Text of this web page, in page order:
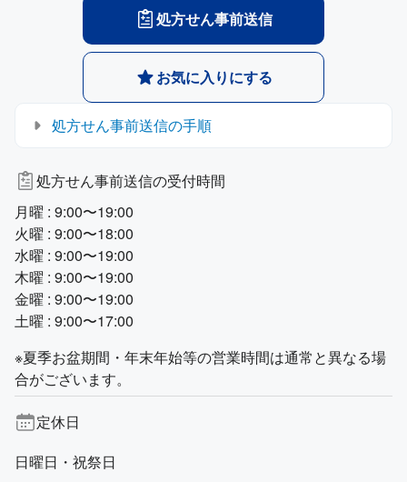
処方せん事前送信
お気に入りにする
処方せん事前送信の手順
処方せん事前送信の受付時間
月曜 : 9:00〜19:00
火曜 : 9:00〜18:00
水曜 : 9:00〜19:00
木曜 : 9:00〜19:00
金曜 : 9:00〜19:00
土曜 : 9:00〜17:00
※夏季お盆期間・年末年始等の営業時間は通常と異なる場
合がございます。
定休日
日曜日・祝祭日